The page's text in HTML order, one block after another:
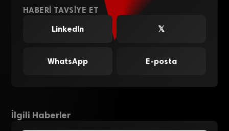
HABERI TAVSIYE ET
LinkedIn
𝕏
WhatsApp E-posta
İlgili Haberler